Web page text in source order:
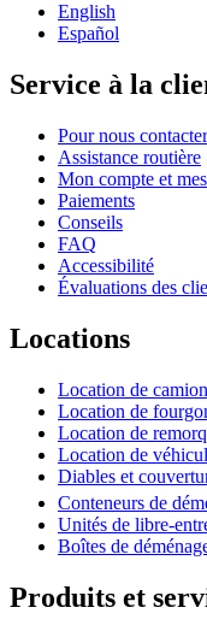
English
Español
Service à la
Pour nous contacter
Assistance routière
Mon compte et
Paiements
Conseils
FAQ
Accessibilité
Évaluations des
Locations
Location de
Location de
Location de
Location de
Diables et
Conteneurs de
Unités de libre-
Boîtes de
Produits et